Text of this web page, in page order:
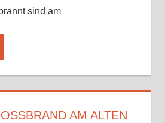
sind am
AM ALTEN S